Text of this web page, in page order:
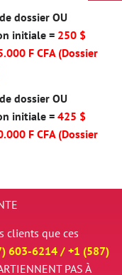
dossier OU
initiale = 250 $
F CFA (Dossier
dossier OU
initiale =425 $
F CFA (Dossier
clients que ces
603-6214 / +1 (587)
PAS À